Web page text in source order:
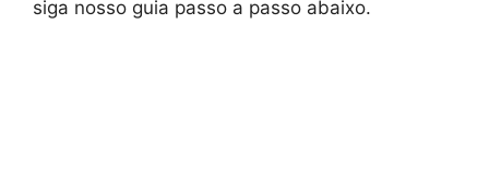
siga nosso guia passo a passo abaixo.